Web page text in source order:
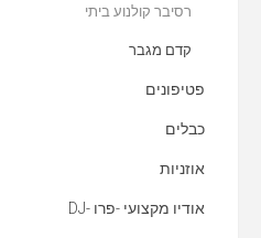
רסיבר קולנוע ביתי
קדם מגבר
פטיפונים
כבלים
אוזניות
אודיו מקצועי -פרו -DJ